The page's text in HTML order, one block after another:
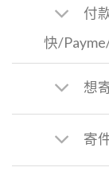
付
快/
想
寄